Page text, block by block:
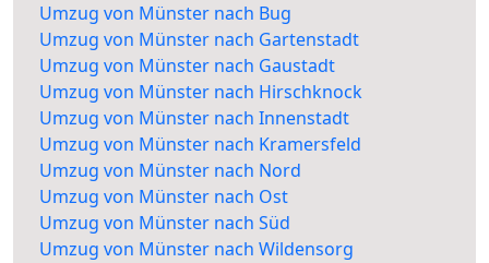
Umzug von Münster nach Bug
Umzug von Münster nach Gartenstadt
Umzug von Münster nach Gaustadt
Umzug von Münster nach Hirschknock
Umzug von Münster nach Innenstadt
Umzug von Münster nach Kramersfeld
Umzug von Münster nach Nord
Umzug von Münster nach Ost
Umzug von Münster nach Süd
Umzug von Münster nach Wildensorg